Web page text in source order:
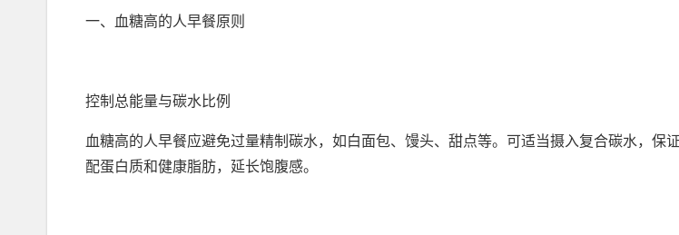
一、血糖高的人早餐原则
控制总能量与碳水比例
血糖高的人早餐应避免过量精制碳水，如白面包、馒头、甜点等。可适当摄入复合碳水，保
配蛋白质和健康脂肪，延长饱腹感。